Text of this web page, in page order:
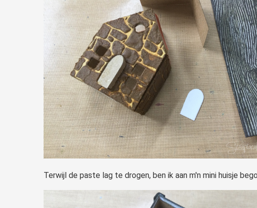
Terwijl de paste lag te drogen, ben ik aan m'n mini huisje